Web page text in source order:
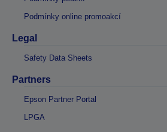
Podmínky online promoakcí
Legal
Safety Data Sheets
Partners
Epson Partner Portal
LPGA